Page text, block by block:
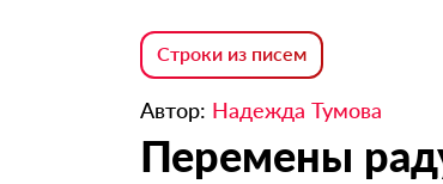
Строки из писем
Автор: Надежда Тумова
Перемены